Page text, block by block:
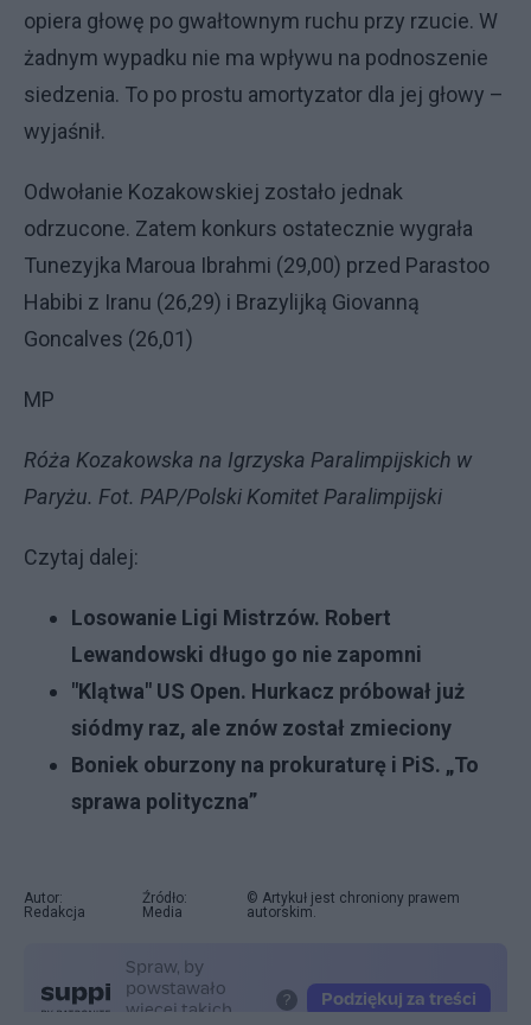
opiera głowę po gwałtownym ruchu przy rzucie. W
żadnym wypadku nie ma wpływu na podnoszenie
siedzenia. To po prostu amortyzator dla jej głowy –
wyjaśnił.
Odwołanie Kozakowskiej zostało jednak
odrzucone. Zatem konkurs ostatecznie wygrała
Tunezyjka Maroua Ibrahmi (29,00) przed Parastoo
Habibi z Iranu (26,29) i Brazylijką Giovanną
Goncalves (26,01)
MP
Róża Kozakowska na Igrzyska Paralimpijskich w
Paryżu. Fot. PAP/Polski Komitet Paralimpijski
Czytaj dalej:
Losowanie Ligi Mistrzów. Robert
Lewandowski długo go nie zapomni
"Klątwa" US Open. Hurkacz próbował już
siódmy raz, ale znów został zmieciony
Boniek oburzony na prokuraturę i PiS. „To
sprawa polityczna”
Autor:
Redakcja
Źródło:
Media
© Artykuł jest chroniony prawem
autorskim.